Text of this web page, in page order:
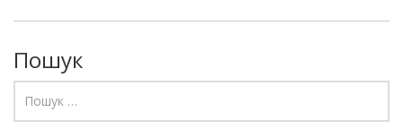
Пошук